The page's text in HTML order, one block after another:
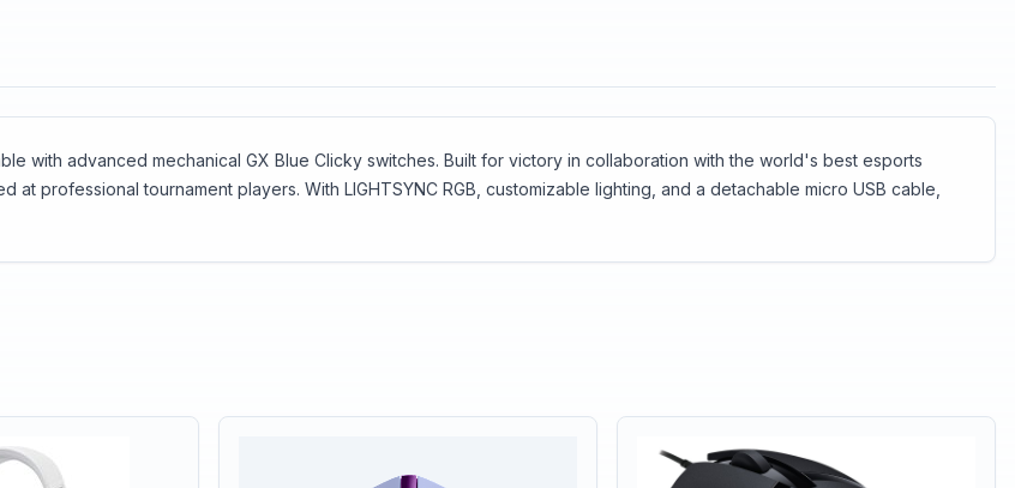
with advanced mechanical GX Blue Clicky switches. Built for victory in collaboration with the world's best esports
professional tournament players. With LIGHTSYNC RGB, customizable lighting, and a detachable micro USB cable,